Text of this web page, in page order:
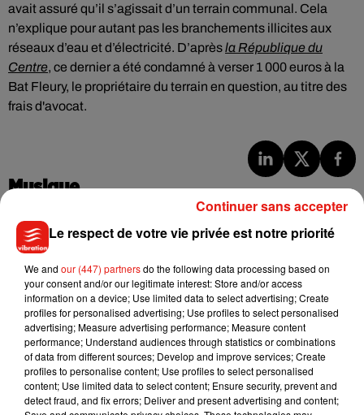
avait assuré qu’il s’agissait d’un terrain communal. Cela
n’explique pour autant pas les branchements illicites aux
réseaux d’eau et d’électricité. D’aprèsla République du
Centre, ce dernier a été condamné à verser 1 000 euros à la
Bat Fleury, le propriétaire du terrain en question, au titre des
frais d'avocat.
Musique
7 août 2026
Julien Lieb s’essaye à la vie de chatelain
7 août 2026
Madonna sort enfin le remix de « Love
Sensation » avec Kylie Minogue
Le respect de votre vie privée est notre priorité
We and our (447) partnersdo the following data processing based on
your consent and/or our legitimate interest: Store and/or access
information on a device; Use limited data to select advertising; Create
profiles for personalised advertising; Use profiles to select personalised
advertising; Measure advertising performance; Measure content
performance; Understand audiences through statistics or combinations
of data from different sources; Develop and improve services; Create
profiles to personalise content; Use profiles to select personalised
content; Use limited data to select content; Ensure security, prevent and
detect fraud, and fix errors; Deliver and present advertising and content;
Continuer sans accepter